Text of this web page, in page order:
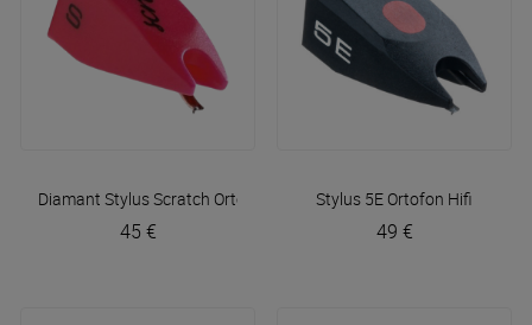
Diamant Stylus Scratch Ortofon
45 €
Stylus 5E Ortofon Hifi
49 €